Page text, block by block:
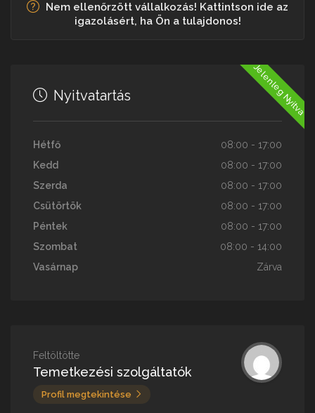
Nem ellenőrzött vállalkozás! Kattintson ide az
igazolásért, ha Ön a tulajdonos!
Jelenleg Nyitva
Nyitvatartás
Hétfő
08:00 - 17:00
Kedd
08:00 - 17:00
Szerda
08:00 - 17:00
Csütörtök
08:00 - 17:00
Péntek
08:00 - 17:00
Szombat
08:00 - 14:00
Vasárnap
Zárva
Feltöltötte
Temetkezési szolgáltatók
Profil megtekintése